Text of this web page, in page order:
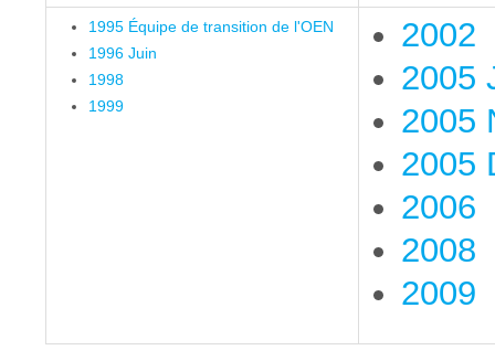
1995 Équipe de transition de l'OEN
1996 Juin
1998
1999
2002
2005
2005
2005
2006
2008
2009